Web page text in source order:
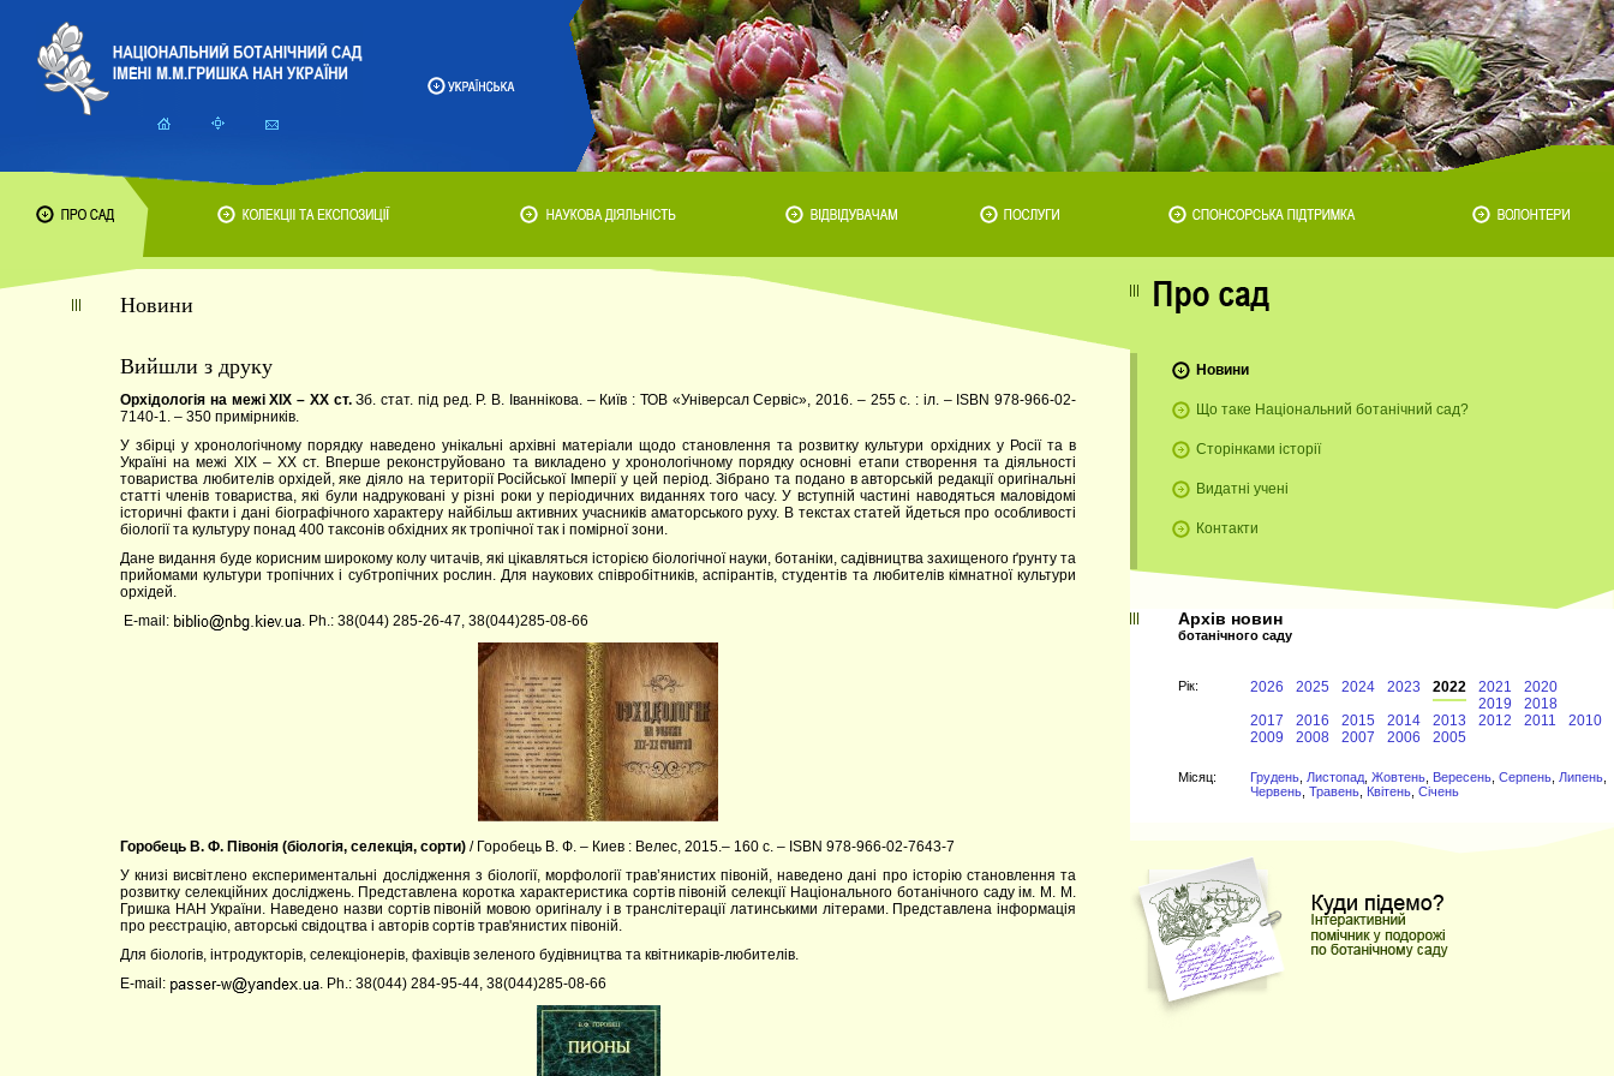
Новини
Вийшли з друку
Орхідологія на межі XIX – XX ст.Зб. стат. під ред. Р. В. Іваннікова. – Київ : ТОВ «Універсал Сервіс», 2016. – 255 с. : іл. – ISBN 978-966-02-
7140-1. – 350 примірників.
У збірці у хронологічному порядку наведено унікальні архівні матеріали щодо становлення та розвитку культури орхідних у Росії та в
Україні на межі XIX – XX ст. Вперше реконструйовано та викладено у хронологічному порядку основні етапи створення та діяльності
товариства любителів орхідей, яке діяло на території Російської Імперії у цей період. Зібрано та подано в авторській редакції оригінальні
статті членів товариства, які були надруковані у різні роки у періодичних виданнях того часу. У вступній частині наводяться маловідомі
історичні факти і дані біографічного характеру найбільш активних учасників аматорського руху. В текстах статей йдеться про особливості
біології та культуру понад 400 таксонів обхідних як тропічної так і помірної зони.
Дане видання буде корисним широкому колу читачів, які цікавляться історією біологічної науки, ботаніки, садівництва захищеного ґрунту та
прийомами культури тропічних і субтропічних рослин. Для наукових співробітників, аспірантів, студентів та любителів кімнатної культури
орхідей.
E-mail:
. Ph.: 38(044) 285-26-47, 38(044)285-08-66
Горобець В. Ф. Півонія (біологія, селекція, сорти) / Горобець В. Ф. – Киев : Велес, 2015.– 160 с. – ISBN 978-966-02-7643-7
У книзі висвітлено експериментальні дослідження з біології, морфології трав’янистих півоній, наведено дані про історію становлення та
розвитку селекційних досліджень. Представлена коротка характеристика сортів півоній селекції Національного ботанічного саду ім. М. М.
Гришка НАН України. Наведено назви сортів півоній мовою оригіналу і в транслітерації латинськими літерами. Представлена інформація
про реєстрацію, авторські свідоцтва і авторів сортів трав'янистих півоній.
Для біологів, інтродукторів, селекціонерів, фахівців зеленого будівництва та квітникарів-любителів.
E-mail:
. Ph.: 38(044) 284-95-44, 38(044)285-08-66
Новини
Що таке Національний ботанічний сад?
Сторінками історії
Видатні учені
Контакти
Архів новин
ботанічного саду
Рiк: 2026 2025 2024 2023 2022 2021
2020
2019
2018
2017
2016 2015 2014 2013 2012 2011
2010
2009
2008 2007 2006 2005
Мiсяц: Грудень Листопад Жовтень Вересень Серпень Липень
Червень Травень Квітень Січень